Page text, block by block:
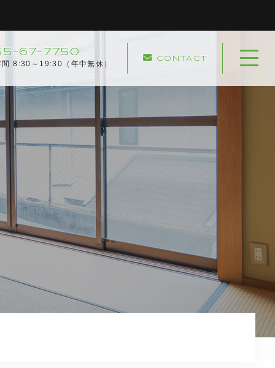
67-7750
間 8:30～19:30（年中無休）
CONTACT
ホーム
協力企業
キャンペーン
サービスメニュー
サービスの流れ
よくある質問
相続・生活保護について